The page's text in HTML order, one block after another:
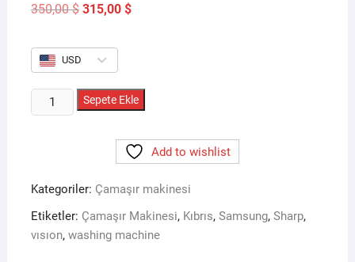
350,00$ Orijinal
fiyat:
315,00 $Şu
USD
VİSİON
VSNWSH-
Çamaşır
Makinesi
adet
Sepete Ekle
Add to wishlist
Kategoriler: Çamaşır makinesi
Etiketler: Çamaşır Makinesi, Kıbrıs, Samsung, Sharp,
vısıon, washing machine